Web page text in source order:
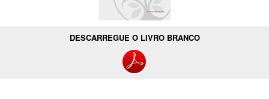
DESCARREGUE O LIVRO BRANCO